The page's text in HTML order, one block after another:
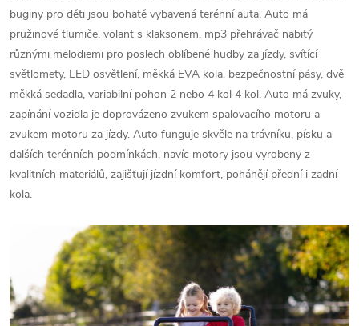
buginy pro děti jsou bohatě vybavená terénní auta. Auto má
pružinové tlumiče, volant s klaksonem, mp3 přehrávač nabitý
různými melodiemi pro poslech oblíbené hudby za jízdy, svítící
světlomety, LED osvětlení, měkká EVA kola, bezpečnostní pásy, dvě
měkká sedadla, variabilní pohon 2 nebo 4 kol 4 kol. Auto má zvuky,
zapínání vozidla je doprovázeno zvukem spalovacího motoru a
zvukem motoru za jízdy. Auto funguje skvěle na trávníku, písku a
dalších terénních podmínkách, navíc motory jsou vyrobeny z
kvalitních materiálů, zajišťují jízdní komfort, pohánějí přední i zadní
kola.